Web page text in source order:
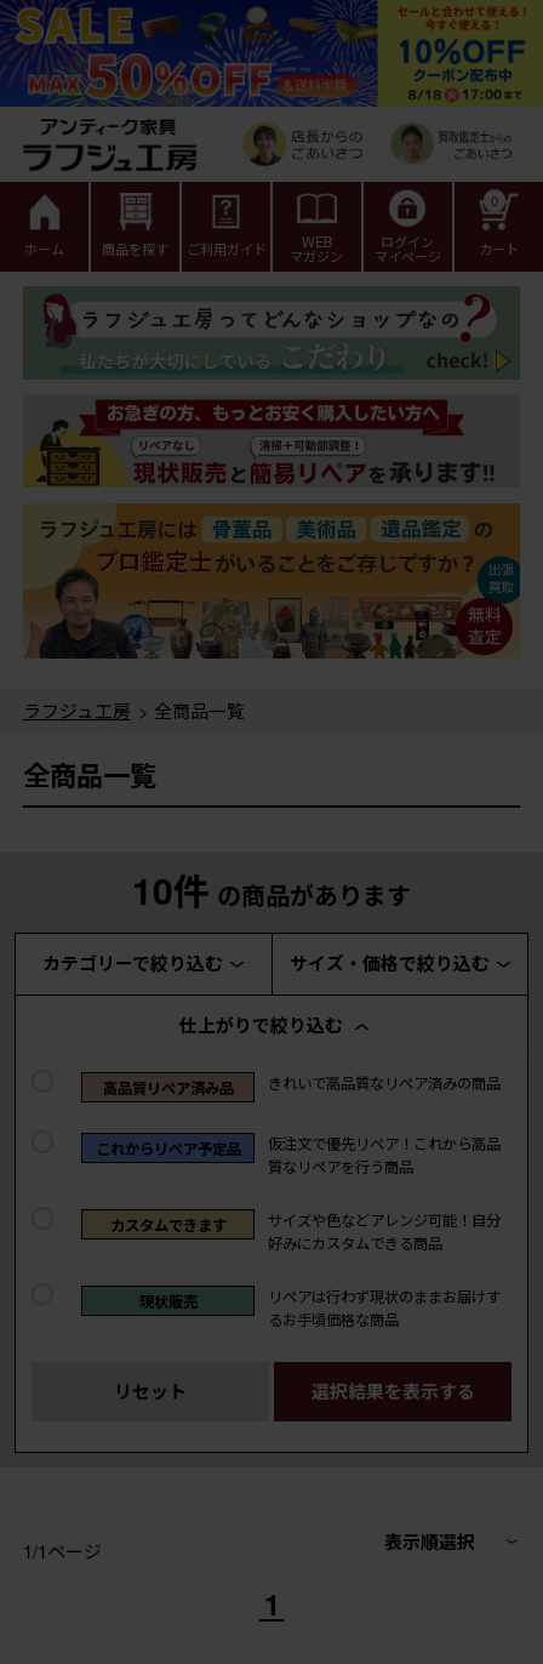
ホーム 商品を探す ご利用ガイド WEB
マガジン
ログイン
マイページ カート
0
ラフジュ工房 > 全商品一覧
全商品一覧
10件 の商品があります
カテゴリーで絞り込む サイズ・価格で絞り込む
仕上がりで絞り込む
高品質リペア済み品 きれいで高品質なリペア済みの商品
これからリペア予定品
仮注文で優先リペア！これから高品
質なリペアを行う商品
カスタムできます
サイズや色などアレンジ可能！自分
好みにカスタムできる商品
現状販売
リペアは行わず現状のままお届けす
るお手頃価格な商品
リセット 選択結果を表示する
1/1ページ 表示順選択
1